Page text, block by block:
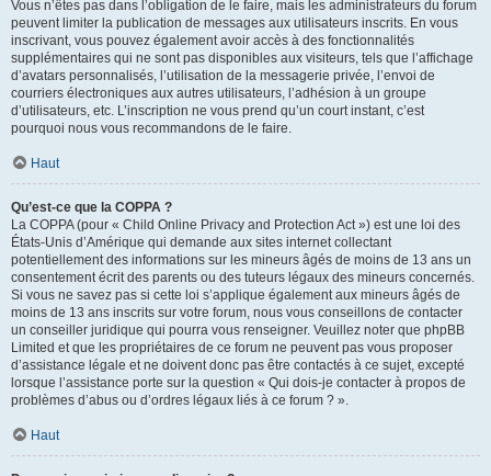
Vous n’êtes pas dans l’obligation de le faire, mais les administrateurs du forum
peuvent limiter la publication de messages aux utilisateurs inscrits. En vous
inscrivant, vous pouvez également avoir accès à des fonctionnalités
supplémentaires qui ne sont pas disponibles aux visiteurs, tels que l’affichage
d’avatars personnalisés, l’utilisation de la messagerie privée, l’envoi de
courriers électroniques aux autres utilisateurs, l’adhésion à un groupe
d’utilisateurs, etc. L’inscription ne vous prend qu’un court instant, c’est
pourquoi nous vous recommandons de le faire.
Haut
Qu’est-ce que la COPPA ?
La COPPA (pour « Child Online Privacy and Protection Act ») est une loi des
États-Unis d’Amérique qui demande aux sites internet collectant
potentiellement des informations sur les mineurs âgés de moins de 13 ans un
consentement écrit des parents ou des tuteurs légaux des mineurs concernés.
Si vous ne savez pas si cette loi s’applique également aux mineurs âgés de
moins de 13 ans inscrits sur votre forum, nous vous conseillons de contacter
un conseiller juridique qui pourra vous renseigner. Veuillez noter que phpBB
Limited et que les propriétaires de ce forum ne peuvent pas vous proposer
d’assistance légale et ne doivent donc pas être contactés à ce sujet, excepté
lorsque l’assistance porte sur la question « Qui dois-je contacter à propos de
problèmes d’abus ou d’ordres légaux liés à ce forum ? ».
Haut